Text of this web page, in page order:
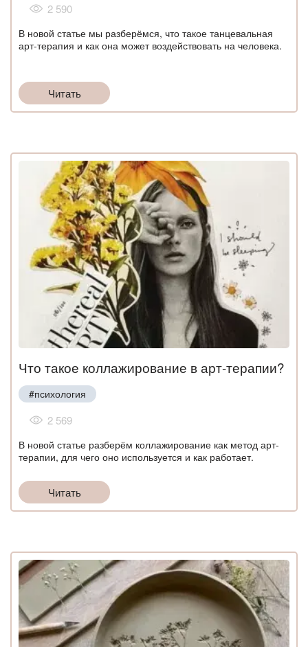
2 590
В новой статье мы разберёмся, что такое танцевальная
арт-терапия и как она может воздействовать на человека.
Читать
Что такое коллажирование в арт-терапии?
#психология
2 569
В новой статье разберём коллажирование как метод арт-
терапии, для чего оно используется и как работает.
Читать